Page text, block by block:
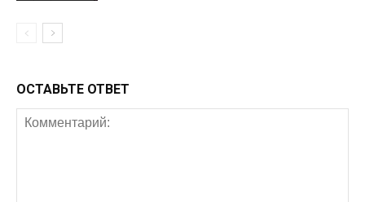
ОСТАВЬТЕ ОТВЕТ